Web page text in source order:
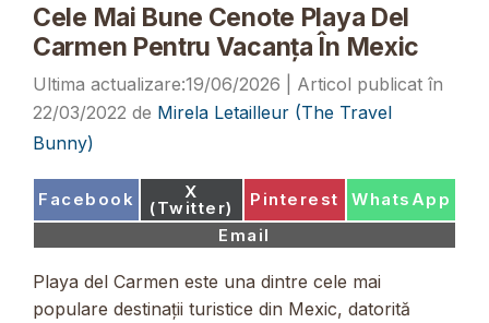
Cele Mai Bune Cenote Playa Del
Carmen Pentru Vacanța În Mexic
19/06/2026
22/03/2022 de Mirela Letailleur (The Travel
Bunny)
Share
Facebook Share
on
X
(Twitter) Share
Pinterest Share
WhatsApp
Share
on
Email
Playa del Carmen este una dintre cele mai
populare destinații turistice din Mexic, datorită